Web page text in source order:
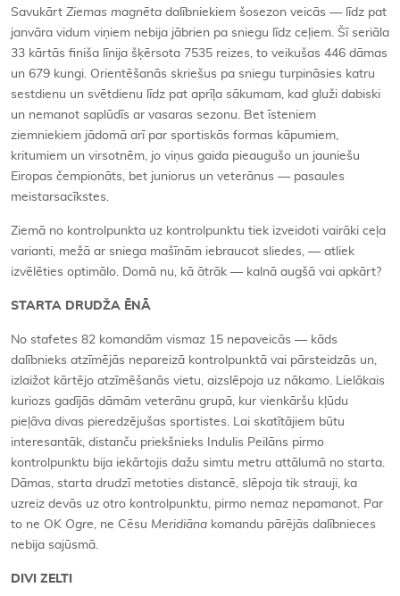
Savukārt Ziemas magnēta dalībniekiem šosezon veicās — līdz pat
janvāra vidum viņiem nebija jābrien pa sniegu līdz ceļiem. Šī seriāla
33 kārtās finiša līnija šķērsota 7535 reizes, to veikušas 446 dāmas
un 679 kungi. Orientēšanās skriešus pa sniegu turpināsies katru
sestdienu un svētdienu līdz pat aprīļa sākumam, kad gluži dabiski
un nemanot saplūdīs ar vasaras sezonu. Bet īsteniem
ziemniekiem jādomā arī par sportiskās formas kāpumiem,
kritumiem un virsotnēm, jo viņus gaida pieaugušo un jauniešu
Eiropas čempionāts, bet juniorus un veterānus — pasaules
meistarsacīkstes.
Ziemā no kontrolpunkta uz kontrolpunktu tiek izveidoti vairāki ceļa
varianti, mežā ar sniega mašīnām iebraucot sliedes, — atliek
izvēlēties optimālo. Domā nu, kā ātrāk — kalnā augšā vai apkārt?
STARTA DRUDŽA ĒNĀ
No stafetes 82 komandām vismaz 15 nepaveicās — kāds
dalībnieks atzīmējās nepareizā kontrolpunktā vai pārsteidzās un,
izlaižot kārtējo atzīmēšanās vietu, aizslēpoja uz nākamo. Lielākais
kuriozs gadījās dāmām veterānu grupā, kur vienkāršu kļūdu
pieļāva divas pieredzējušas sportistes. Lai skatītājiem būtu
interesantāk, distanču priekšnieks Indulis Peilāns pirmo
kontrolpunktu bija iekārtojis dažu simtu metru attālumā no starta.
Dāmas, starta drudzī metoties distancē, slēpoja tik strauji, ka
uzreiz devās uz otro kontrolpunktu, pirmo nemaz nepamanot. Par
to ne OK Ogre, ne Cēsu Meridiāna komandu pārējās dalībnieces
nebija sajūsmā.
DIVI ZELTI